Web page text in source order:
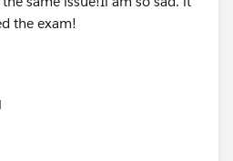
the exam!